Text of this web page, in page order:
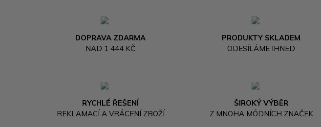
DOPRAVA ZDARMA
NAD 1 444 KČ
PRODUKTY SKLADEM
ODESÍLÁME IHNED
RYCHLÉ ŘEŠENÍ
REKLAMACÍ A VRÁCENÍ ZBOŽÍ
ŠIROKÝ VÝBĚR
Z MNOHA MÓDNÍCH ZNAČEK